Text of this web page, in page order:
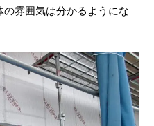
雰囲気は分かるようにな